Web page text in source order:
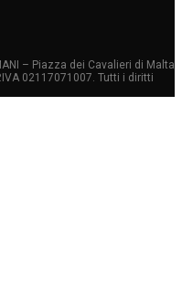
– Piazza dei Cavalieri di Malta
02117071007. Tutti i diritti